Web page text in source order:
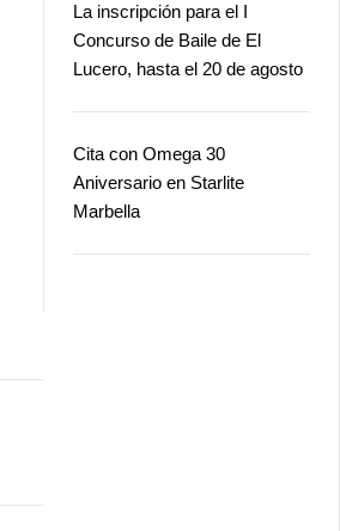
La inscripción para el I
Concurso de Baile de El
Lucero, hasta el 20 de agosto
Cita con Omega 30
Aniversario en Starlite
Marbella